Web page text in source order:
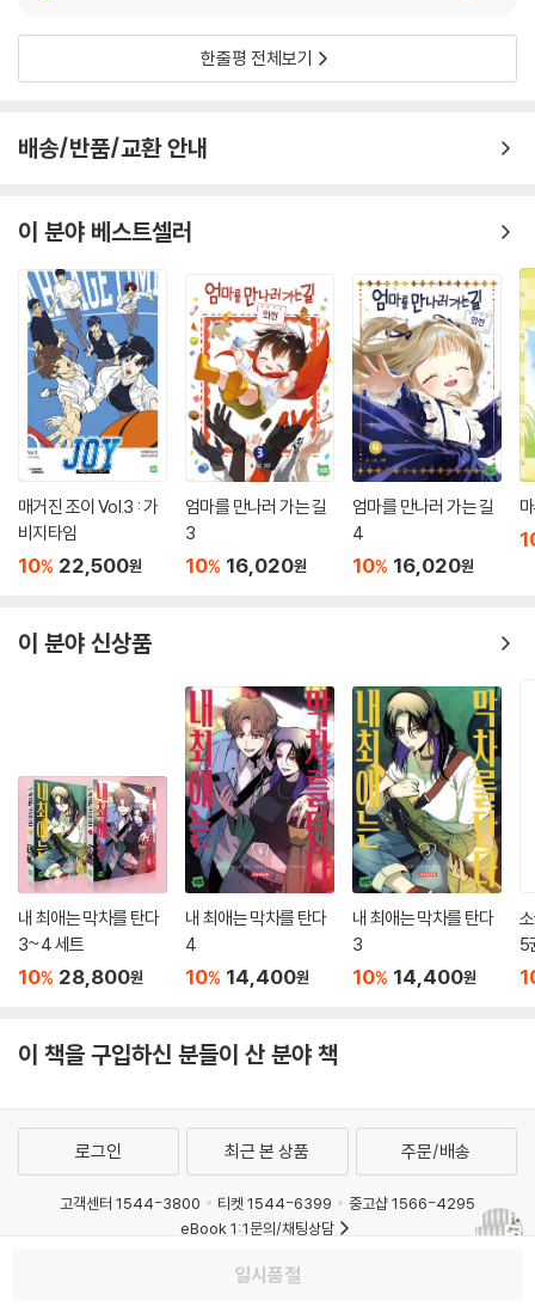
한줄평 전체보기
배송/반품/교환 안내
이 분야 베스트셀러
매거진 조이 Vol.3 : 가
비지타임
10% 22,500원
엄마를 만나러 가는 길
3
10% 16,020원
엄마를 만나러 가는 길
4
10% 16,020원
이 분야 신상품
내 최애는 막차를 탄다
3~4 세트
10% 28,800원
내 최애는 막차를 탄다
4
10% 14,400원
내 최애는 막차를 탄다
3
10% 14,400원
5
이 책을 구입하신 분들이 산 분야 책
일시품절
로그인 최근 본 상품 주문/배송
고객센터 1544-3800 티켓 1544-6399
중고샵 1566-4295
eBook 1:1문의/채팅상담
예스이십사(주) 사업자 정보